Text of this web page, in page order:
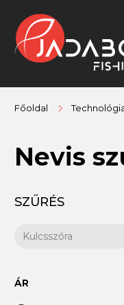
Főoldal
Nevis
SZŰRÉS
ÁR